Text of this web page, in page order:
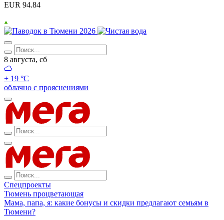
EUR 94.84
8 августа, сб
+ 19 °С
облачно с прояснениями
Спецпроекты
Тюмень процветающая
Мама, папа, я: какие бонусы и скидки предлагают семьям в
Тюмени?